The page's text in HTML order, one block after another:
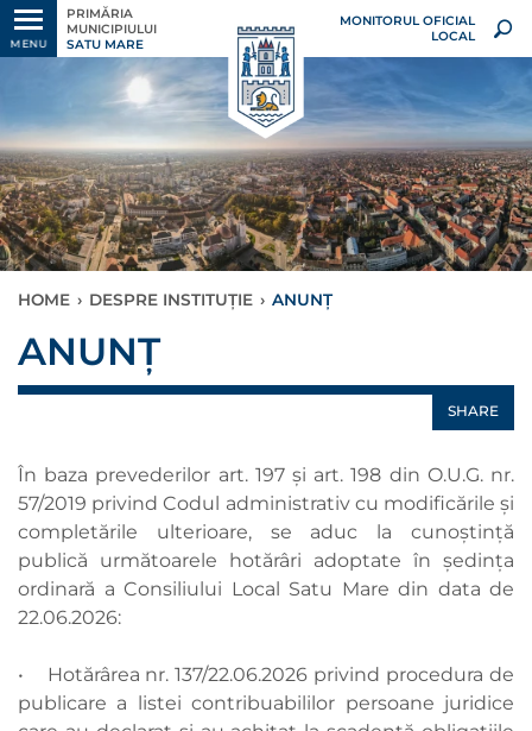
MENU
PRIMĂRIA
MUNICIPIULUI
SATU MARE
MONITORUL OFICIAL
LOCAL
HOME › DESPRE INSTITUȚIE › ANUNȚ
ANUNȚ
SHARE
În baza prevederilor art. 197 și art. 198 din O.U.G. nr.
57/2019 privind Codul administrativ cu modificările și
completările ulterioare, se aduc la cunoştinţă
publică următoarele hotărâri adoptate în şedința
ordinară a Consiliului Local Satu Mare din data de
22.06.2026:
• Hotărârea nr. 137/22.06.2026 privind procedura de
publicare a listei contribuabililor persoane juridice